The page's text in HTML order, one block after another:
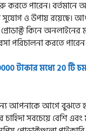
করতে পারেন। বর্তমানে
ও উপায় রয়েছে।
কিনে অনলাইনের
পরিচালনা করতে
টাকার মধ্যে 20 টি
আপনাকে আগে বুঝতে
সবচেয়ে বেশি